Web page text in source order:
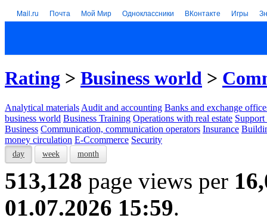
Mail.ru Почта Мой Мир Одноклассники ВКонтакте Игры
Rating > Business world >
Analytical materials Audit and accounting Banks and exchange
business world Business Training Operations with real estate Support
Business Communication, communication operators Insurance
money circulation E-Ccommerce Security
day week month
513,128 page views per
01.07.2026 15:59.